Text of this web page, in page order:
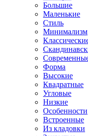
Большие
Маленькие
Стиль
Минимализм
Форма
Высокие
Квадратные
Угловые
Низкие
Особенности
Встроенные
Из кладовки